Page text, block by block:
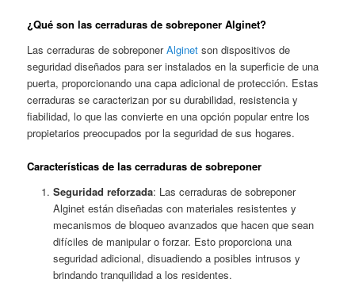
¿Qué son las cerraduras de sobreponer Alginet?
Las cerraduras de sobreponerAlginet son dispositivos de
seguridad diseñados para ser instalados en la superficie de una
puerta, proporcionando una capa adicional de protección. Estas
cerraduras se caracterizan por su durabilidad, resistencia y
fiabilidad, lo que las convierte en una opción popular entre los
propietarios preocupados por la seguridad de sus hogares.
Características de las cerraduras de sobreponer
Seguridad reforzada: Las cerraduras de sobreponer
Alginet están diseñadas con materiales resistentes y
mecanismos de bloqueo avanzados que hacen que sean
difíciles de manipular o forzar. Esto proporciona una
seguridad adicional, disuadiendo a posibles intrusos y
brindando tranquilidad a los residentes.